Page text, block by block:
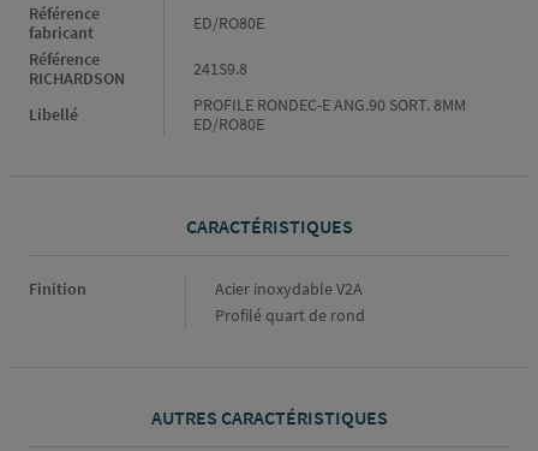
Référence
fabricant
ED/RO80E
Référence
RICHARDSON
241S9.8
Libellé
PROFILE RONDEC-E ANG.90 SORT. 8MM
ED/RO80E
CARACTÉRISTIQUES
Caractéristiques
Finition
Acier inoxydable V2A
Profilé quart de rond
AUTRES CARACTÉRISTIQUES